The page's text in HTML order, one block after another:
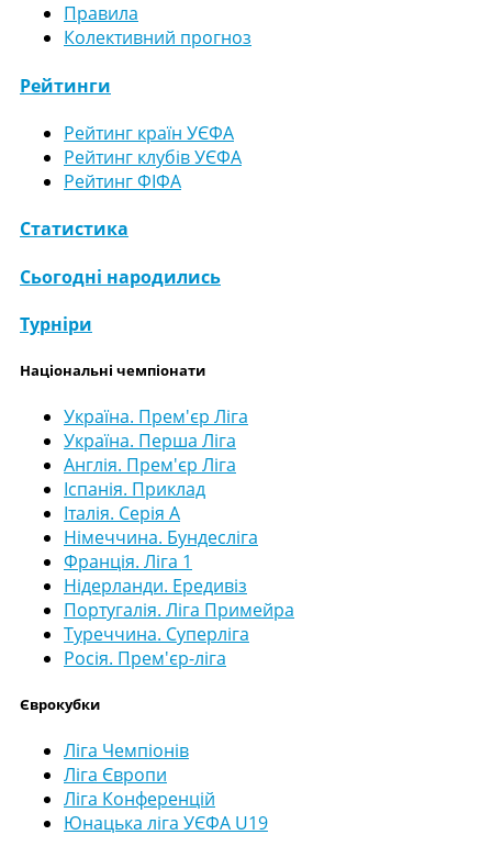
Правила
Колективний прогноз
Рейтинги
Рейтинг країн УЄФА
Рейтинг клубів УЄФА
Рейтинг ФІФА
Статистика
Сьогодні народились
Турніри
Національні чемпіонати
Україна. Прем'єр Ліга
Україна. Перша Ліга
Англія. Прем'єр Ліга
Іспанія. Приклад
Італія. Серія А
Німеччина. Бундесліга
Франція. Ліга 1
Нідерланди. Ередивіз
Португалія. Ліга Примейра
Туреччина. Суперліга
Росія. Прем'єр-ліга
Єврокубки
Ліга Чемпіонів
Ліга Європи
Ліга Конференцій
Юнацька ліга УЄФА U19